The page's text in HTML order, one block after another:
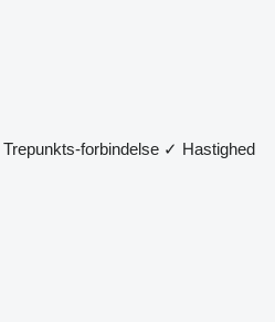
Trepunkts-forbindelse ✓ Hastighed